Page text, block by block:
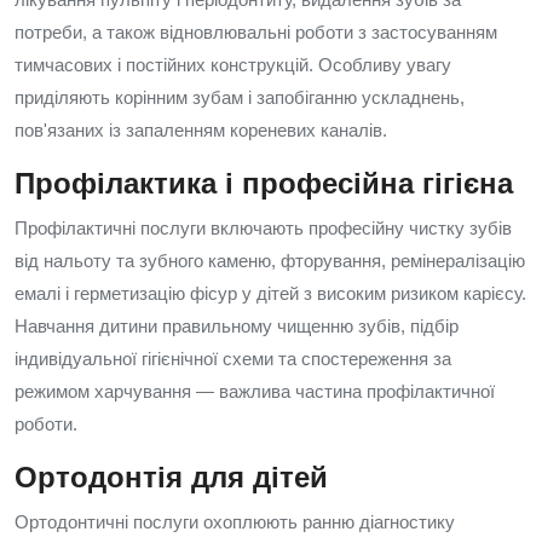
потреби, а також відновлювальні роботи з застосуванням
тимчасових і постійних конструкцій. Особливу увагу
приділяють корінним зубам і запобіганню ускладнень,
пов'язаних із запаленням кореневих каналів.
Профілактика і професійна гігієна
Профілактичні послуги включають професійну чистку зубів
від нальоту та зубного каменю, фторування, ремінералізацію
емалі і герметизацію фісур у дітей з високим ризиком карієсу.
Навчання дитини правильному чищенню зубів, підбір
індивідуальної гігієнічної схеми та спостереження за
режимом харчування — важлива частина профілактичної
роботи.
Ортодонтія для дітей
Ортодонтичні послуги охоплюють ранню діагностику